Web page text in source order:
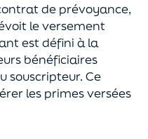
de prévoyance,
le versement
est défini à la
bénéficiaires
souscripteur. Ce
les primes versées